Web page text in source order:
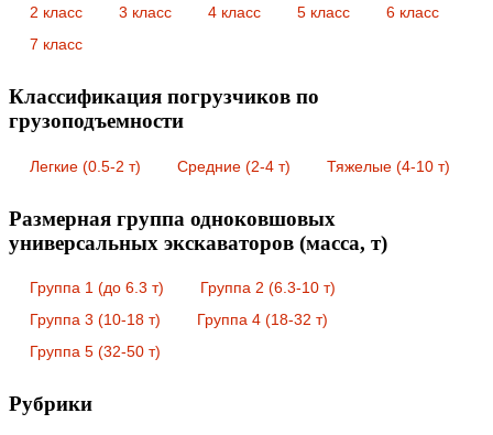
2 класс 3 класс 4 класс 5 класс
6 класс
7 класс
Классификация погрузчиков по
грузоподъемности
Легкие (0.5-2 т) Средние (2-4 т) Тяжелые (4-10 т)
Размерная группа одноковшовых
универсальных экскаваторов (масса, т)
Группа 1 (до 6.3 т)
Группа 2 (6.3-10 т)
Группа 3 (10-18 т)
Группа 4 (18-32 т)
Группа 5 (32-50 т)
Рубрики